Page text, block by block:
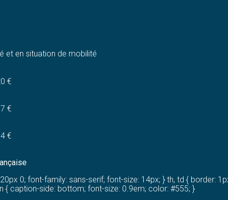
et en situation de mobilité
€
€
€
0; font-family: sans-serif; font-size: 14px; } th, td { border:
caption-side: bottom; font-size: 0.9em; color: #555; }